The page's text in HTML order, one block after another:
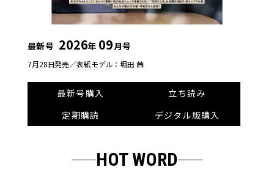
最新号 2026年 09月号
7月28日発売／表紙モデル：堀田 茜
最新号購入
立ち読み
定期購読
デジタル版購入
HOT WORD